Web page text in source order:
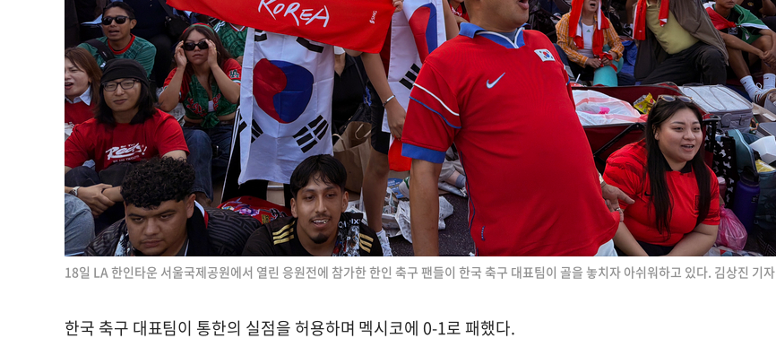
18일 LA 한인타운 서울국제공원에서 열린 응원전에 참가한 한인 축구 팬들이 한국 축구 대표팀이 골을 놓치자 아쉬워하고 있다. 김상진 기자
한국 축구 대표팀이 통한의 실점을 허용하며 멕시코에 0-1로 패했다.